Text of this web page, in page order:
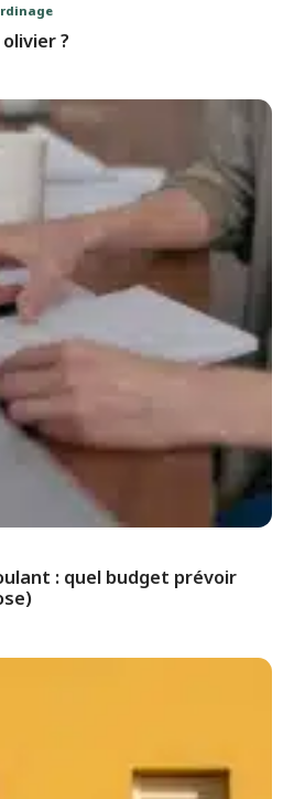
?
: quel budget prévoir